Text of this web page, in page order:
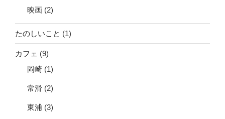
映画 (2)
たのしいこと (1)
カフェ (9)
岡崎 (1)
常滑 (2)
東浦 (3)